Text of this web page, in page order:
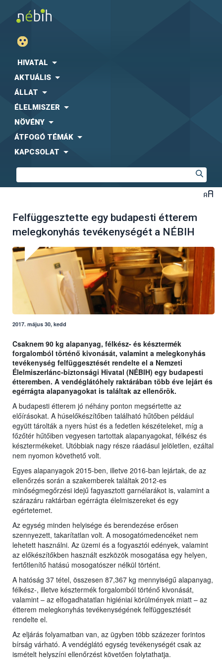
HIVATAL
AKTUÁLIS
ÁLLAT
ÉLELMISZER
NÖVÉNY
ÁTFOGÓ TÉMÁK
KAPCSOLAT
Felfüggesztette egy budapesti étterem
melegkonyhás tevékenységét a NÉBIH
2017. május 30, kedd
Csaknem 90 kg alapanyag, félkész- és késztermék
forgalomból történő kivonását, valamint a melegkonyhás
tevékenység felfüggesztését rendelte el a Nemzeti
Élelmiszerlánc-biztonsági Hivatal (NÉBIH) egy budapesti
étteremben. A vendéglátóhely raktárában több éve lejárt és
egérrágta alapanyagokat is találtak az ellenőrök.
A budapesti étterem jó néhány ponton megsértette az
előírásokat. A húselőkészítőben található hűtőben például
együtt tárolták a nyers húst és a fedetlen készételeket, míg a
főzőtér hűtőiben vegyesen tartottak alapanyagokat, félkész és
késztermékeket. Utóbbiak nagy része ráadásul jelöletlen, ezáltal
nem nyomon követhető volt.
Egyes alapanyagok 2015-ben, illetve 2016-ban lejártak, de az
ellenőrzés során a szakemberek találtak 2012-es
minőségmegőrzési idejű fagyasztott garnélarákot is, valamint a
szárazáru raktárban egérrágta élelmiszereket és egy
egértetemet.
Az egység minden helyisége és berendezése erősen
szennyezett, takarítatlan volt. A mosogatómedencéket nem
lehetett használni. Az üzemi és a fogyasztói edények, valamint
az előkészítőkben használt eszközök mosogatása egy helyen,
fertőtlenítő hatású mosogatószer nélkül történt.
A hatóság 37 tétel, összesen 87,367 kg mennyiségű alapanyag,
félkész-, illetve késztermék forgalomból történő kivonását,
valamint – az elfogadhatatlan higiéniai körülmények miatt – az
étterem melegkonyhás tevékenységének felfüggesztését
rendelte el.
Az eljárás folyamatban van, az ügyben több százezer forintos
bírság várható. A vendéglátó egység tevékenységét csak az
ismételt helyszíni ellenőrzést követően folytathatja.